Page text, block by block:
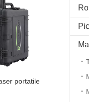
portatile